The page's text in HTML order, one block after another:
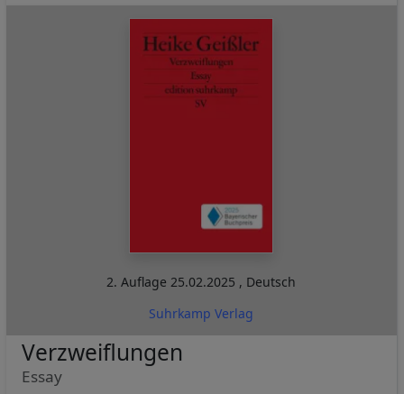
2. Auflage25.02.2025 , Deutsch
Suhrkamp Verlag
Verzweiflungen
Essay